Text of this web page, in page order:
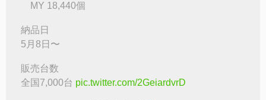
MY 18,440個
納品日
5月8日〜
販売台数
全国7,000台 pic.twitter.com/2GeiardvrD